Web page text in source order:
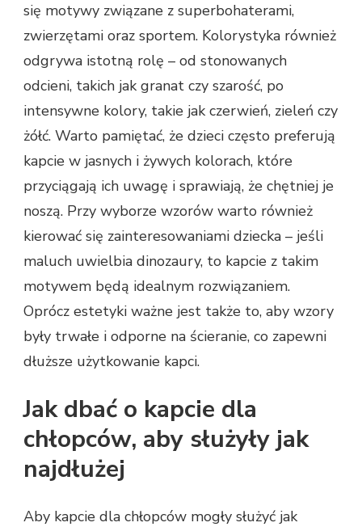
się motywy związane z superbohaterami,
zwierzętami oraz sportem. Kolorystyka również
odgrywa istotną rolę – od stonowanych
odcieni, takich jak granat czy szarość, po
intensywne kolory, takie jak czerwień, zieleń czy
żółć. Warto pamiętać, że dzieci często preferują
kapcie w jasnych i żywych kolorach, które
przyciągają ich uwagę i sprawiają, że chętniej je
noszą. Przy wyborze wzorów warto również
kierować się zainteresowaniami dziecka – jeśli
maluch uwielbia dinozaury, to kapcie z takim
motywem będą idealnym rozwiązaniem.
Oprócz estetyki ważne jest także to, aby wzory
były trwałe i odporne na ścieranie, co zapewni
dłuższe użytkowanie kapci.
Jak dbać o kapcie dla
chłopców, aby służyły jak
najdłużej
Aby kapcie dla chłopców mogły służyć jak